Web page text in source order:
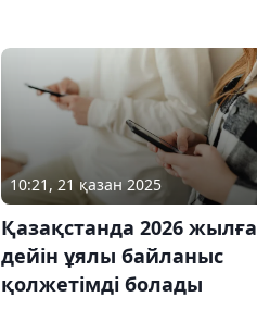
10:21, 21 қазан 2025
Қазақстанда 2026 жылға
дейін ұялы байланыс
қолжетімді болады